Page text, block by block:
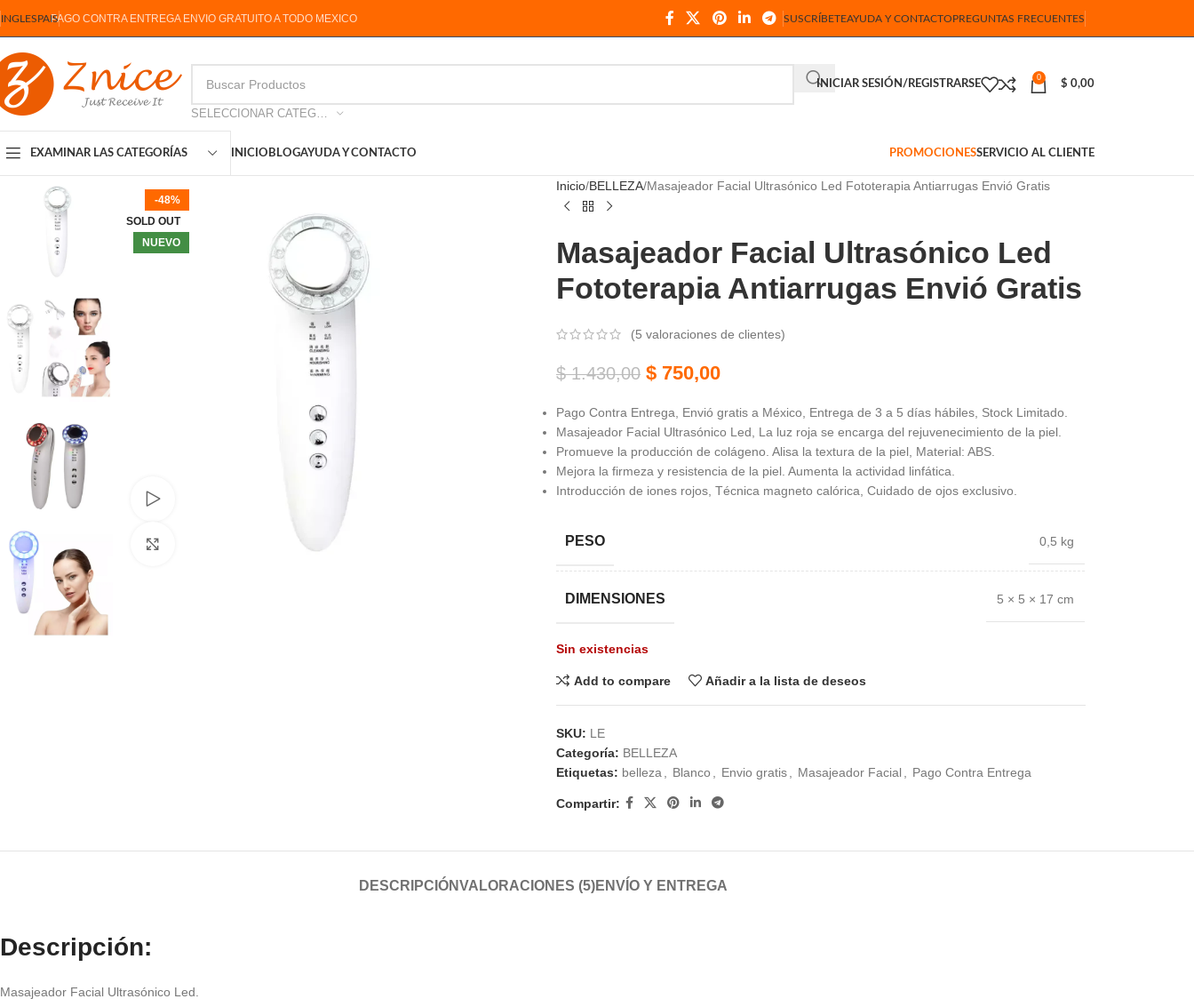
INGLESPAISPAGO CONTRA ENTREGA ENVIO GRATUITO A TODO MEXICO SUSCRÍBETEAYUDA Y CONTACTOPREGUNTAS FRECUENTES
INICIAR SESIÓN/REGISTRARSE
0
$ 0,00
EXAMINAR LAS CATEGORÍAS INICIO BLOGAYUDA Y CONTACTO PROMOCIONESSERVICIO AL CLIENTE
-48%
SOLD OUT
NUEVO
Inicio BELLEZA Masajeador Facial Ultrasónico Led Fototerapia Antiarrugas Envió Gratis
Masajeador Facial Ultrasónico Led
Fototerapia Antiarrugas Envió Gratis
(5 valoraciones de clientes)
$1.430,00 $750,00
Pago Contra Entrega, Envió gratis a México, Entrega de 3 a 5 días hábiles, Stock Limitado.
Masajeador Facial Ultrasónico Led, La luz roja se encarga del rejuvenecimiento de la piel.
Promueve la producción de colágeno. Alisa la textura de la piel, Material: ABS.
Mejora la firmeza y resistencia de la piel. Aumenta la actividad linfática.
Introducción de iones rojos, Técnica magneto calórica, Cuidado de ojos exclusivo.
PESO 0,5 kg
DIMENSIONES 5 × 5 × 17 cm
Sin existencias
Add to compare Añadir a la lista de deseos
SKU: LE
Categoría: BELLEZA
Etiquetas: belleza, Blanco , Envio gratis, Masajeador Facial, Pago Contra Entrega
Compartir:
DESCRIPCIÓNVALORACIONES (5)ENVÍO Y ENTREGA
Descripción:
Masajeador Facial Ultrasónico Led.